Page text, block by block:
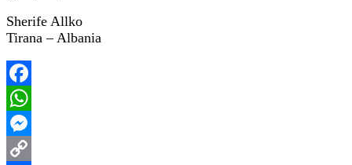
Sherife Allko
Tirana – Albania
Facebook
WhatsApp
Messenger